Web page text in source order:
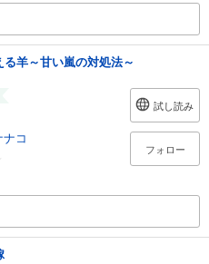
羊～甘い嵐の対処法～
コ
試し読み
フォロー